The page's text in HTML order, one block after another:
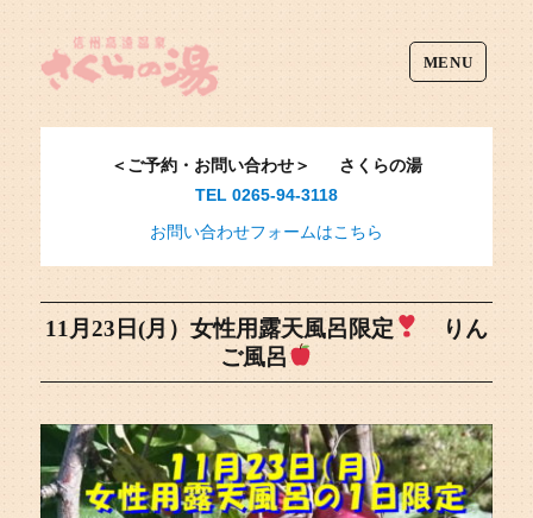
MENU
＜ご予約・お問い合わせ＞
さくらの湯
TEL 0265-94-3118
お問い合わせフォームはこちら
11月23日(月）女性用露天風呂限定
りん
ご風呂